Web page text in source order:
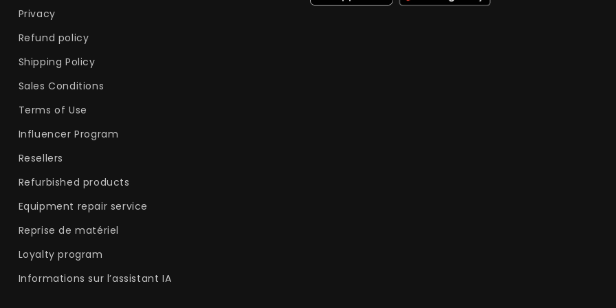
Privacy
Refund policy
Shipping Policy
Sales Conditions
Terms of Use
Influencer Program
Resellers
Refurbished products
Equipment repair service
Reprise de matériel
Loyalty program
Informations sur l’assistant IA